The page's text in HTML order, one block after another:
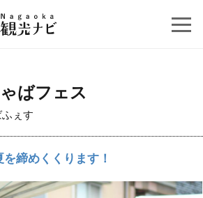
ばフェス
ぇす
締めくくります！